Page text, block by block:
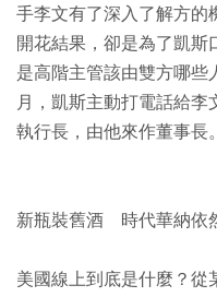
手李文有了深入了解方的
開花結果，卻是為了凱
是高階主管該由雙方哪些
月，凱斯主動打電話給李
執行長，由他來作董事長。
新瓶裝舊酒 時代華納依
美國線上到底是什麼？從